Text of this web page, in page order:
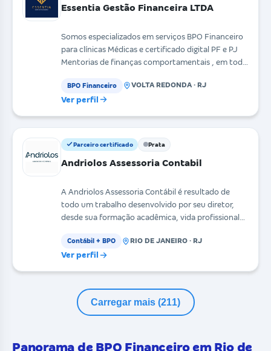
Essentia Gestão Financeira LTDA
Somos especializados em serviços BPO Financeiro
para clínicas Médicas e certificado digital PF e PJ
Mentorias de finanças comportamentais , em todo
BPO Financeiro VOLTA REDONDA · RJ
Ver perfil
Parceiro certificado Prata
Andriolos Assessoria Contabil
A Andriolos Assessoria Contábil é resultado de
todo um trabalho desenvolvido por seu diretor,
desde sua formação acadêmica, vida profissional
Contábil + BPO RIO DE JANEIRO · RJ
Ver perfil
Carregar mais (211)
Panorama de BPO Financeiro em Rio de